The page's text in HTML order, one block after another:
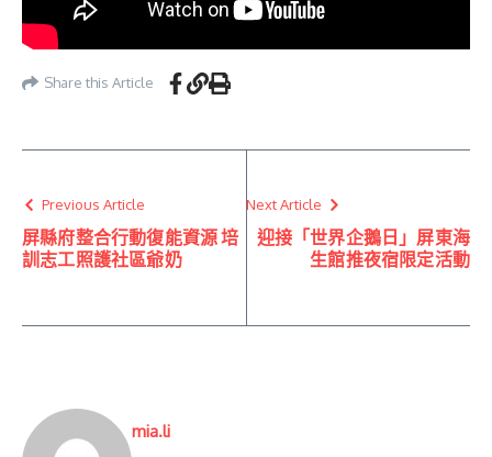
Share this Article
Previous Article
屏縣府整合行動復能資源 培
訓志工照護社區爺奶
Next Article
迎接「世界企鵝日」屏東海
生館推夜宿限定活動
mia.li